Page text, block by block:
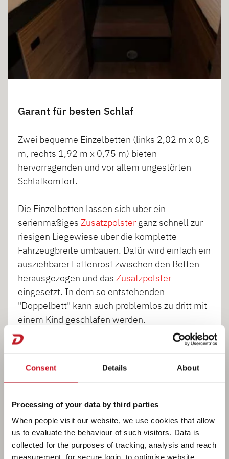
Consent Details About
Processing of your data by third parties
When people visit our website, we use cookies that allow
us to evaluate the behaviour of such visitors. Data is
collected for the purposes of tracking, analysis and reach
measurement, for secure login, to optimise website
Garant für besten Schlaf
Zwei bequeme Einzelbetten (links 2,02 m x 0,8
m, rechts 1,92 m x 0,75 m) bieten
hervorragenden und vor allem ungestörten
Schlafkomfort.
Die Einzelbetten lassen sich über ein
serienmäßiges Zusatzpolsterganz schnell zur
riesigen Liegewiese über die komplette
Fahrzeugbreite umbauen. Dafür wird einfach ein
ausziehbarer Lattenrost zwischen den Betten
herausgezogen und das Zusatzpolster
eingesetzt. In dem so entstehenden
"Doppelbett" kann auch problemlos zu dritt mit
einem Kind geschlafen werden.
(T 46)
1 2 3 4
6